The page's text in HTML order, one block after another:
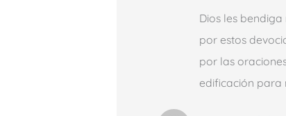
Dios les
por estos
por las
edificación para